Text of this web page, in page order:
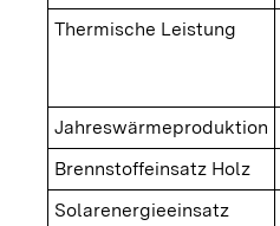
Thermische Leistung
Jahreswärmeproduktion
Brennstoffeinsatz Holz
Solarenergieeinsatz